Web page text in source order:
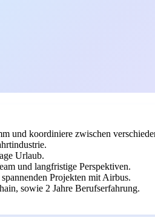
und koordiniere zwischen
Urlaub.
und langfristige Perspektiven.
Projekten mit Airbus.
sowie 2 Jahre Berufserfahrung.